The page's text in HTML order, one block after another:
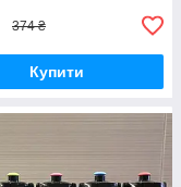
374 ₴
Купити